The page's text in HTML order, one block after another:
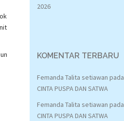
2026
KOMENTAR TERBARU
Femanda Talita setiawan pada
CINTA PUSPA DAN SATWA
Femanda Talita setiawan pada
CINTA PUSPA DAN SATWA